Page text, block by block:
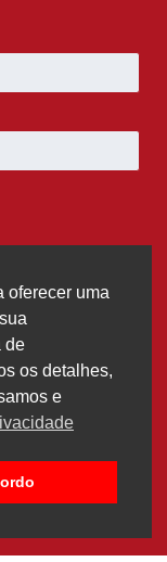
oferecer uma
de
os detalhes,
e